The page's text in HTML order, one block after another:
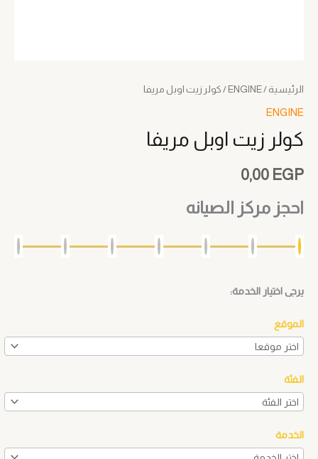
الرئيسية /
ENGINE / كولر زيت اوبل مريفا
ENGINE
كولر زيت اوبل مريفا
0,00 EGP
احجز مركز الصيانه
يرجى اختيار الخدمة:
الموقع
الفئة
الخدمة